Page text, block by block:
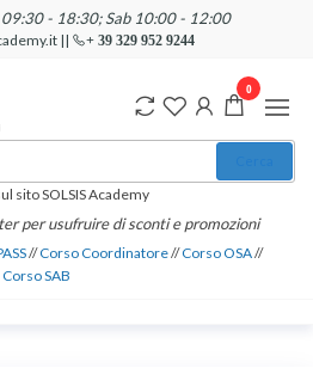
09:30 - 18:30; Sab 10:00 - 12:00
|| + 39 329 952 9244
sito SOLSIS Academy
per usufruire di sconti e promozioni
//Corso Coordinatore//Corso OSA//
Corso SAB
0